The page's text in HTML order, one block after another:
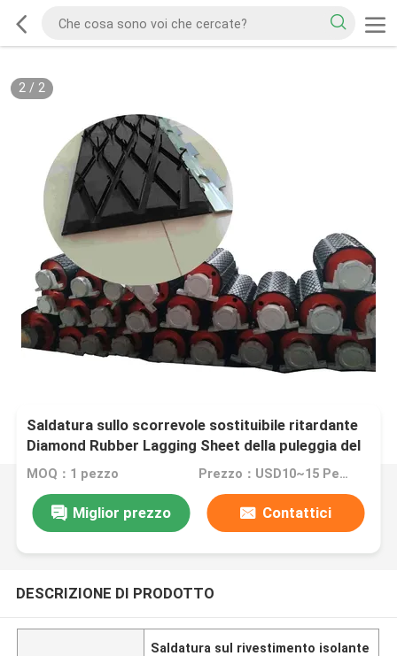
2/ 2
Saldatura sullo scorrevole sostituibile ritardante
Diamond Rubber Lagging Sheet della puleggia del
trasportatore
MOQ：1 pezzo Prezzo：USD10~15 Per Unit
Miglior prezzo Contattici
DESCRIZIONE DI PRODOTTO
Saldatura sul rivestimento isolante